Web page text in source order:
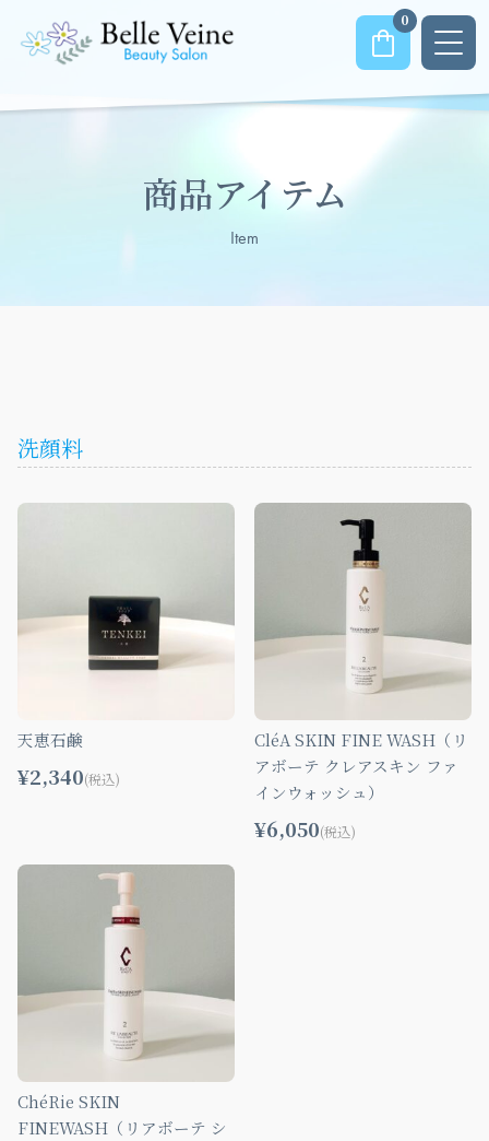
商品アイテム
Item
洗顔料
天恵石鹸
¥2,340(税込)
CléA SKIN FINE WASH（リ
アボーテ クレアスキン ファ
インウォッシュ）
¥6,050(税込)
ChéRie SKIN
FINEWASH（リアボーテ シ
0